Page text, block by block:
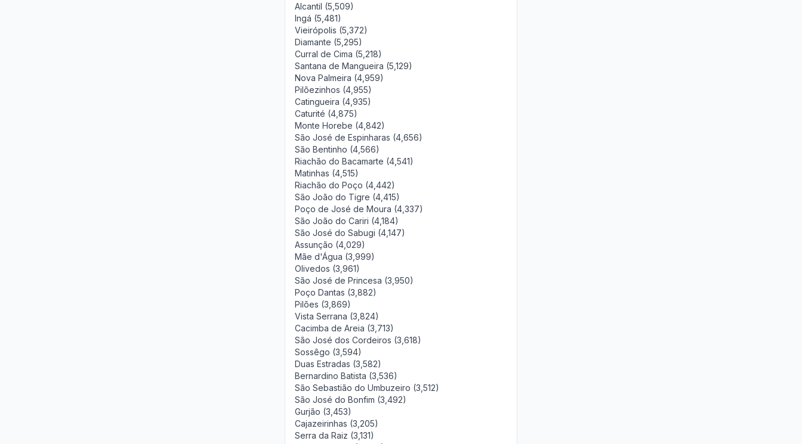
Alcantil (5,509)
Ingá (5,481)
Vieirópolis (5,372)
Diamante (5,295)
Curral de Cima (5,218)
Santana de Mangueira (5,129)
Nova Palmeira (4,959)
Pilõezinhos (4,955)
Catingueira (4,935)
Caturité (4,875)
Monte Horebe (4,842)
São José de Espinharas (4,656)
São Bentinho (4,566)
Riachão do Bacamarte (4,541)
Matinhas (4,515)
Riachão do Poço (4,442)
São João do Tigre (4,415)
Poço de José de Moura (4,337)
São João do Cariri (4,184)
São José do Sabugi (4,147)
Assunção (4,029)
Mãe d'Água (3,999)
Olivedos (3,961)
São José de Princesa (3,950)
Poço Dantas (3,882)
Pilões (3,869)
Vista Serrana (3,824)
Cacimba de Areia (3,713)
São José dos Cordeiros (3,618)
Sossêgo (3,594)
Duas Estradas (3,582)
Bernardino Batista (3,536)
São Sebastião do Umbuzeiro (3,512)
São José do Bonfim (3,492)
Gurjão (3,453)
Cajazeirinhas (3,205)
Serra da Raiz (3,131)